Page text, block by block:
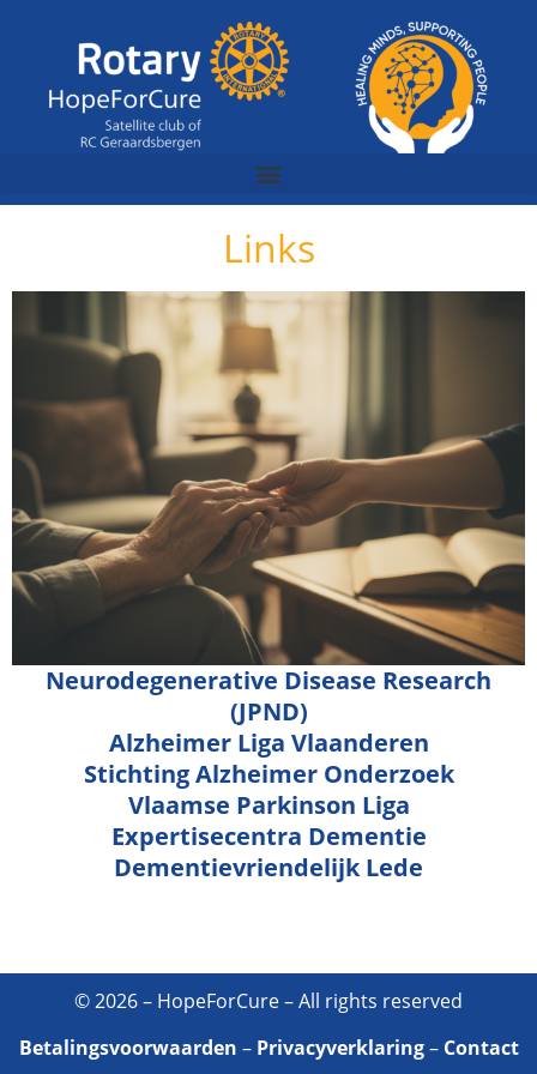
Links
Neurodegenerative Disease Research
(JPND)
Alzheimer Liga Vlaanderen
Stichting Alzheimer Onderzoek
Vlaamse Parkinson Liga
Expertisecentra Dementie
Dementievriendelijk Lede
© 2026 – HopeForCure – All rights reserved
Betalingsvoorwaarden – Privacyverklaring– Contact